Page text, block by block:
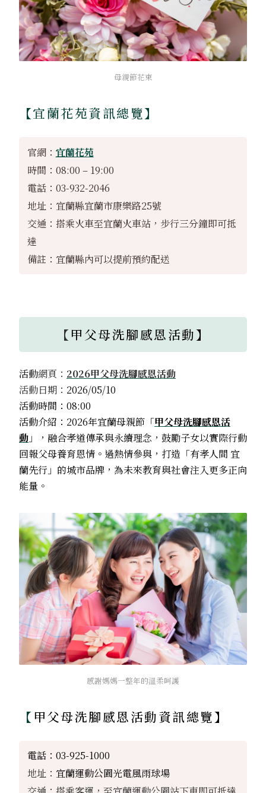
母親節花束
【宜蘭花苑資訊總覽】
官網： 宜蘭花苑
時間：08:00 – 19:00
電話：03-932-2046
地址：宜蘭縣宜蘭市康樂路25號
交通：搭乘火車至宜蘭火車站，步行三分鐘即可抵
達
備註：宜蘭縣內可以提前預約配送
【甲父母洗腳感恩活動】
活動網頁： 2026甲父母洗腳感恩活動
活動日期： ​2026/05/10
活動時間：08:00
活動介紹：2026年宜蘭母親節「甲父母洗腳感恩活
動 」，融合孝道傳承與永續理念，鼓勵子女以實際行動
回報父母養育恩情。過熱情參與，打造「有孝人間 宜
蘭先行」的城市品牌，為未來教育與社會注入更多正向
能量。
感謝媽媽一整年的溫柔呵護
【甲父母洗腳感恩活動資訊總覽】
電話：03-925-1000
地址： 宜蘭運動公園光電風雨球場